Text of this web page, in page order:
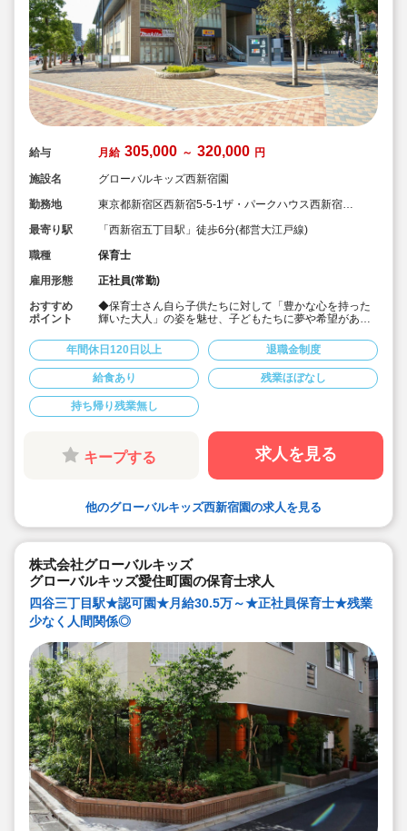
給与 月給 305,000 ～ 320,000 円
施設名
グローバルキッズ西新宿園
勤務地
東京都新宿区西新宿5-5-1ザ・パークハウス西新宿タ
最寄り駅
「西新宿五丁目駅」徒歩6分(都営大江戸線)
職種
保育士
雇用形態
正社員(常勤)
おすすめ
ポイント
◆保育士さん自ら子供たちに対して「豊かな心を持った
輝いた大人」の姿を魅せ、子どもたちに夢や希望がある
◆年間休日125日以上！
◆子育て期間中は時短勤務OK
◆半日有給OKで子育て中の方も働きやすい環境です
◆会社独自の休暇制度がありますので、独身、既婚者問
わずノビノビと働きやすい環境です。
◆宿舎借上げ制度利用可能です！
◆職員間の人間関係を大事にしています。チーム保育で
新しい仲間も皆でサポート。新卒で不安な方、中途で馴
染めるか不安な方ブランク空けの方、別業種からのキャ
リアチェンジの方！どんな方でもチームでサポートしあ
いながら保育をする環境です
◆キャリアアップしていきたい方も大歓迎！挑戦したい
能です！
す！
◆充実の福利厚生、海外研修など腰を据え長く勤務でき
成長し続けられる環境が整っています。
年間休日120日以上 退職金制度
給食あり 残業ほぼなし
持ち帰り残業無し
キープする 求人を見る
他のグローバルキッズ西新宿園の求人を見る
株式会社グローバルキッズ
グローバルキッズ愛住町園の保育士求人
四谷三丁目駅★認可園★月給30.5万～★正社員保育士★残業
少なく人間関係◎